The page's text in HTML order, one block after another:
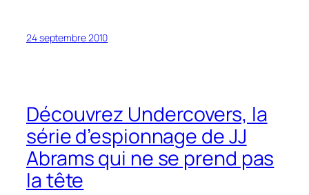
24 septembre 2010
Découvrez Undercovers, la
série d’espionnage de JJ
Abrams qui ne se prend pas
la tête